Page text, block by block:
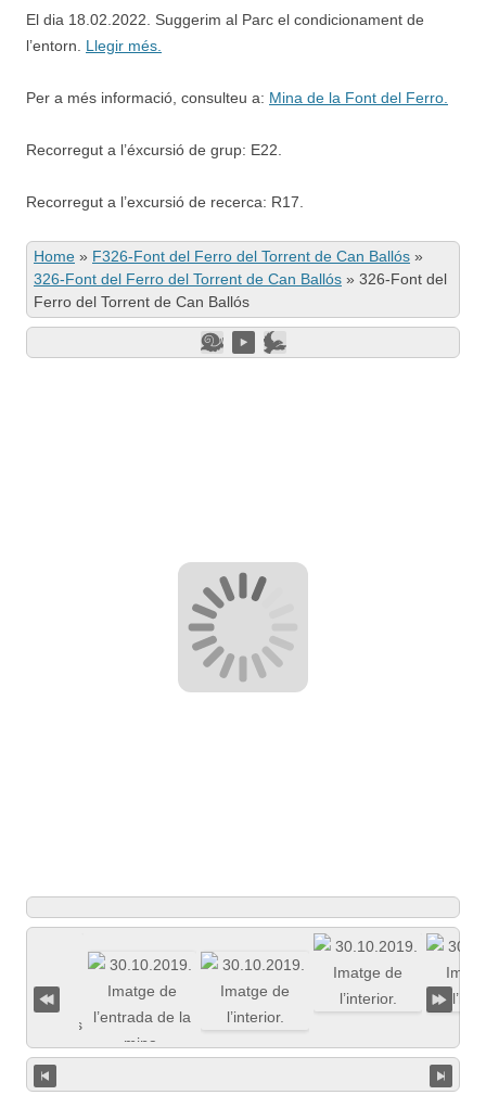
El dia 18.02.2022. Suggerim al Parc el condicionament de
l’entorn. Llegir més.
Per a més informació, consulteu a: Mina de la Font del Ferro.
Recorregut a l’éxcursió de grup: E22.
Recorregut a l’excursió de recerca: R17.
Home » F326-Font del Ferro del Torrent de Can Ballós »
326-Font del Ferro del Torrent de Can Ballós » 326-Font del
Ferro del Torrent de Can Ballós